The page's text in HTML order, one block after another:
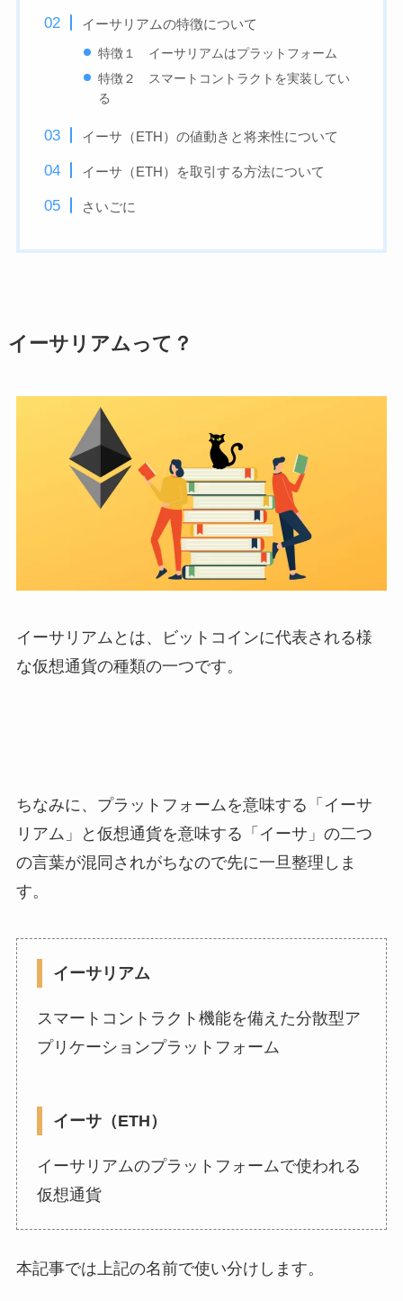
イーサリアムの特徴について
特徴１ イーサリアムはプラットフォーム
特徴２ スマートコントラクトを実装してい
る
イーサ（ETH）の値動きと将来性について
イーサ（ETH）を取引する方法について
さいごに
イーサリアムって？
イーサリアムとは、ビットコインに代表される様
な仮想通貨の種類の一つです。
ちなみに、プラットフォームを意味する「イーサ
リアム」と仮想通貨を意味する「イーサ」の二つ
の言葉が混同されがちなので先に一旦整理しま
す。
イーサリアム
スマートコントラクト機能を備えた分散型ア
プリケーションプラットフォーム
イーサ（ETH）
イーサリアムのプラットフォームで使われる
仮想通貨
本記事では上記の名前で使い分けします。